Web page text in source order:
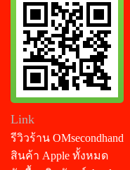
Link
รีวิวร้าน OMsecondhand
สินค้า Apple ทั้งหมด